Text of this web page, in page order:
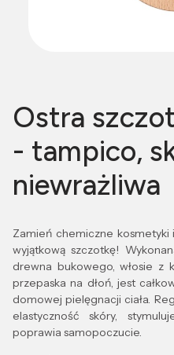
Ostra
- tampico,
niewrażliwa
Zamień chemiczne
wyjątkową szczotkę!
drewna bukowego, włosie z
przepaska na dłoń, jest
domowej pielęgnacji ciała.
elastyczność skóry,
poprawia samopoczucie.